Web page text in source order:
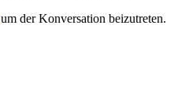
um der Konversation beizutreten.